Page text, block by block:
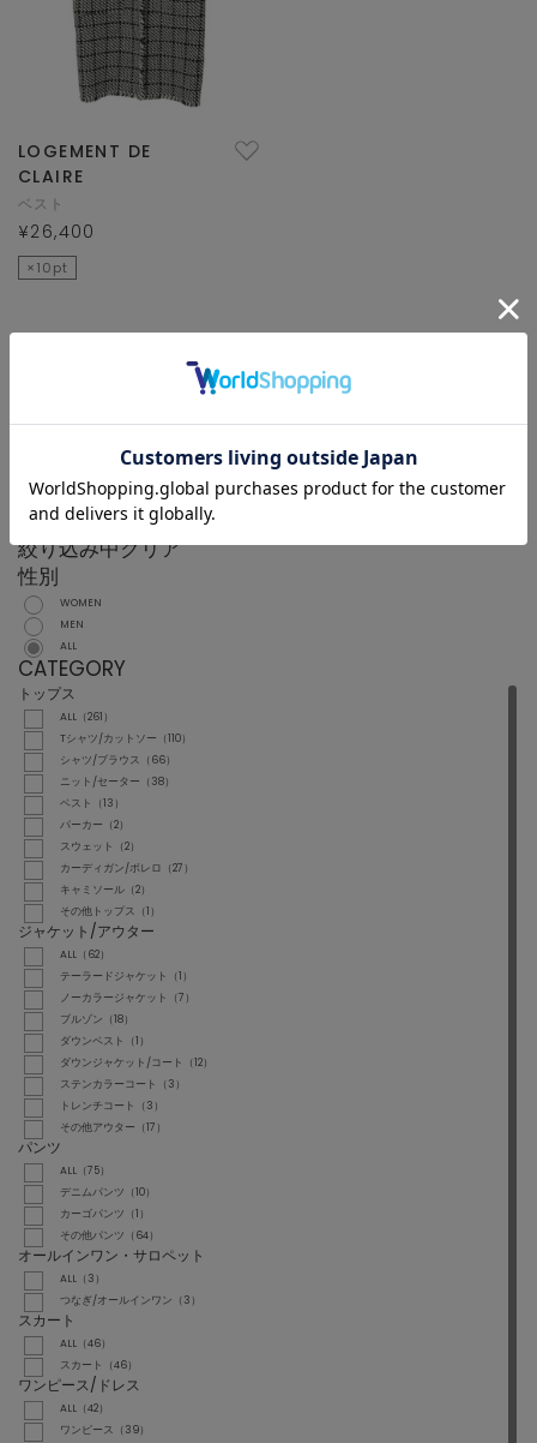
LOGEMENT DE
CLAIRE
ベスト
¥26,400
×10pt
1
絞り込み中クリア
性別
WOMEN
MEN
ALL
CATEGORY
トップス
ALL（261）
Tシャツ/カットソー（110）
シャツ/ブラウス（66）
ニット/セーター（38）
ベスト（13）
パーカー（2）
スウェット（2）
カーディガン/ボレロ（27）
キャミソール（2）
その他トップス（1）
ジャケット/アウター
ALL（62）
テーラードジャケット（1）
ノーカラージャケット（7）
ブルゾン（18）
ダウンベスト（1）
ダウンジャケット/コート（12）
ステンカラーコート（3）
トレンチコート（3）
その他アウター（17）
パンツ
ALL（75）
デニムパンツ（10）
カーゴパンツ（1）
その他パンツ（64）
オールインワン・サロペット
ALL（3）
つなぎ/オールインワン（3）
スカート
ALL（46）
スカート（46）
ワンピース/ドレス
ALL（42）
ワンピース（39）